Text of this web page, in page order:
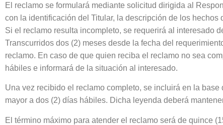
El reclamo se formulará mediante solicitud dirigida al
con la identificación del Titular, la descripción de los
Si el reclamo resulta incompleto, se requerirá al interesado
Transcurridos dos (2) meses desde la fecha del
reclamo. En caso de que quien reciba el reclamo no sea
hábiles e informará de la situación al interesado.
Una vez recibido el reclamo completo, se incluirá en la
mayor a dos (2) días hábiles. Dicha leyenda deberá
El término máximo para atender el reclamo será de quince